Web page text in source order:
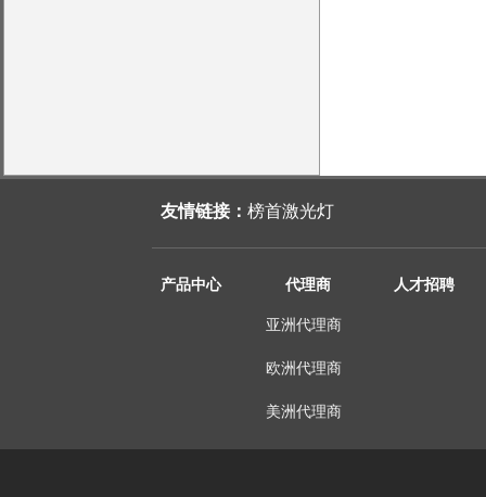
产品中心 代理商 人才招聘
亚洲代理商
欧洲代理商
美洲代理商
友情链接： 榜首激光灯